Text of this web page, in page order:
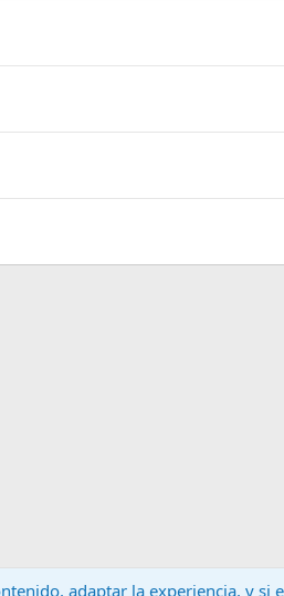
adaptar la experiencia, y si